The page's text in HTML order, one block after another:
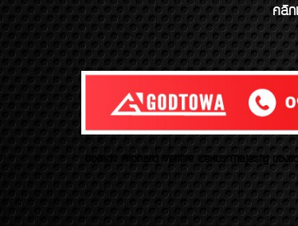
คลิก
ของเเต่ง Alphard Vellfire Lexus Majesty ของเ